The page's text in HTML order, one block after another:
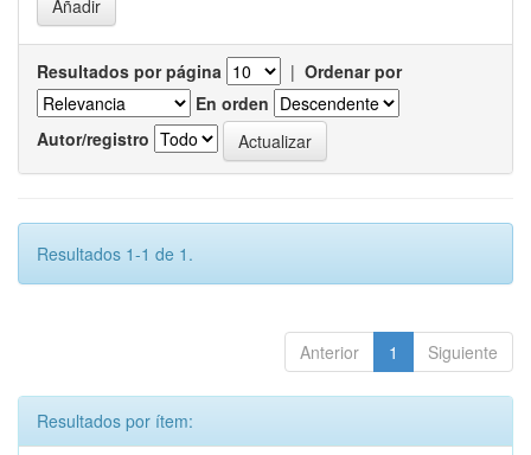
Resultados por página | Ordenar por
En orden
Autor/registro
Resultados 1-1 de 1.
Anterior 1 Siguiente
Resultados por ítem: